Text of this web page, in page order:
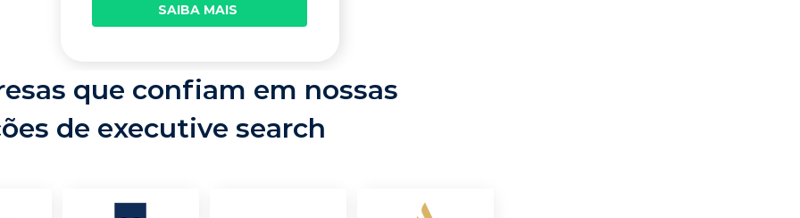
SAIBA MAIS
que confiam em nossas
de executive search